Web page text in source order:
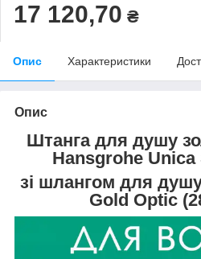
17 120,70 ₴
Опис Характеристики
Опис
Штанга для душу
Hansgrohe Unica
зі шлангом для
Gold Optic